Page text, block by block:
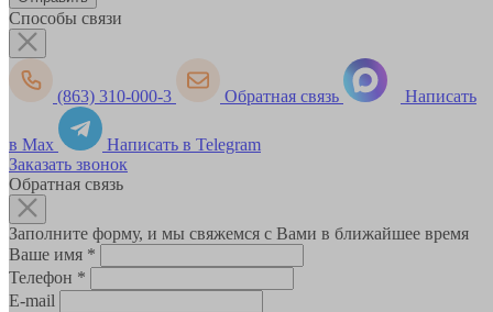
Способы связи
(863) 310-000-3 Обратная связь Написать
в Max
Написать в Telegram
Заказать звонок
Обратная связь
Заполните форму, и мы свяжемся с Вами в ближайшее время
Ваше имя *
Телефон *
E-mail